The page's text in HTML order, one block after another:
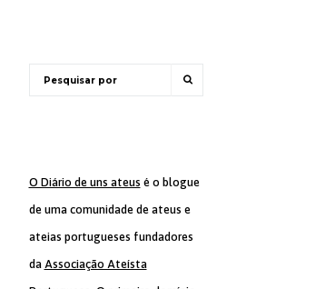
O Diário de uns ateus é o blogue
de uma comunidade de ateus e
ateias portugueses fundadores
da Associação Ateísta